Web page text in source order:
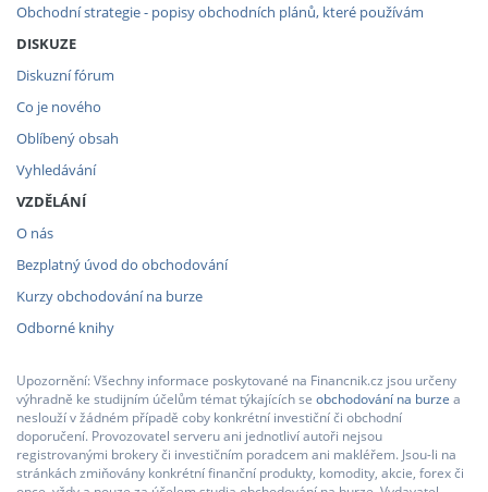
Obchodní strategie - popisy obchodních plánů, které používám
DISKUZE
Diskuzní fórum
Co je nového
Oblíbený obsah
Vyhledávání
VZDĚLÁNÍ
O nás
Bezplatný úvod do obchodování
Kurzy obchodování na burze
Odborné knihy
Upozornění: Všechny informace poskytované na Financnik.cz jsou určeny
výhradně ke studijním účelům témat týkajících se obchodování na burze a
neslouží v žádném případě coby konkrétní investiční či obchodní
doporučení. Provozovatel serveru ani jednotliví autoři nejsou
registrovanými brokery či investičním poradcem ani makléřem. Jsou-li na
stránkách zmiňovány konkrétní finanční produkty, komodity, akcie, forex či